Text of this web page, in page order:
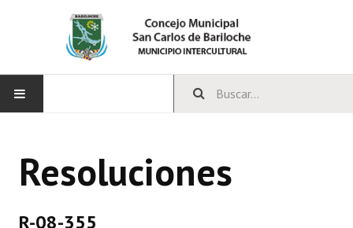
CONCEJO
Resoluciones
R-08-355